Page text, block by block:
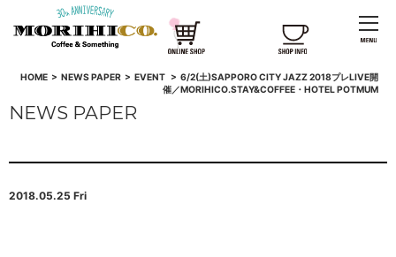
HOME> NEWS PAPER> EVENT > 6/2(土)SAPPORO CITY JAZZ 2018プレLIVE開
催／MORIHICO.STAY&COFFEE・HOTEL POTMUM
NEWS PAPER
2018.05.25 Fri